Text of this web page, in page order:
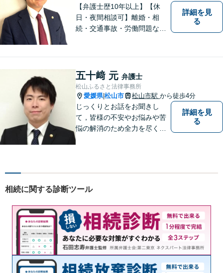
【弁護士歴10年以上】【休
日・夜間相談可】離婚・相
続・交通事故・労働問題など
指します【オンライン相談
可】【松山市駅徒歩8分】
詳細を見
る
五十﨑 元 弁護士
松山ふるさと法律事務所
愛媛県|松山市 松山市駅 から徒歩4分
じっくりとお話をお聞きし
て，皆様の不安やお悩みや苦
悩の解消のため全力を尽くし
詳細を見
る
相続に関する診断ツール